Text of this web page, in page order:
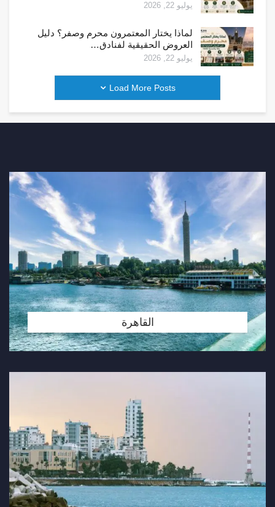
يوليو 22, 2026
لماذا يختار المعتمرون محرم وصفر؟ دليل
العروض الحقيقية لفنادق…
يوليو 22, 2026
Load More Posts
القاهرة